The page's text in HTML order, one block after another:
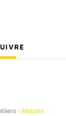
Histoire